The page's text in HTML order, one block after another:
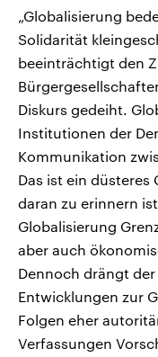
„Globalisierung
Solidarität
beeinträchtigt den
Diskurs gedeiht.
Institutionen der
Kommunikation
Das ist ein düsteres
daran zu erinnern
Globalisierung
aber auch
Dennoch drängt
Entwicklungen zur
Folgen eher
Verfassungen